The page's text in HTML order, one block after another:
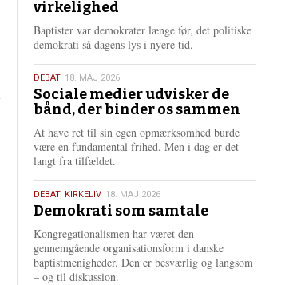
e
2026
virkelighed
Baptister var demokrater længe før, det politiske
demokrati så dagens lys i nyere tid.
18.
maj
2026
DEBAT 18. MAJ 2026
Sociale medier udvisker de
bånd, der binder os sammen
At have ret til sin egen opmærksomhed burde
være en fundamental frihed. Men i dag er det
langt fra tilfældet.
18.
maj
2026
DEBAT, KIRKELIV 18. MAJ 2026
Demokrati som samtale
Kongregationalismen har været den
gennemgående organisationsform i danske
baptistmenigheder. Den er besværlig og langsom
– og til diskussion.